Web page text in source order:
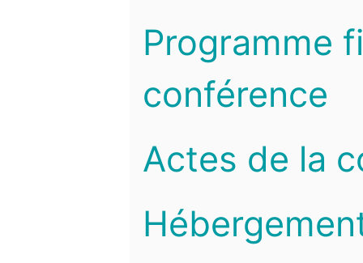
Programme
conférence
Actes de la